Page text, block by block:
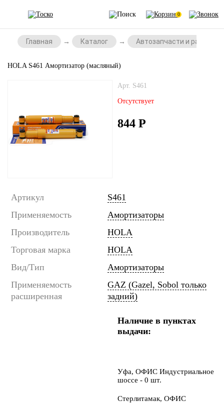
0
Главная Каталог Автозапчасти и
HOLA S461 Амортизатор (масляный)
Арт. S461
Отсутствует
844 Р
Артикул
S461
Применяемость
Амортизаторы
Производитель
HOLA
Торговая марка
HOLA
Вид/Тип
Амортизаторы
Применяемость
расширенная
GAZ (Gazel, Sobol только
задний)
Наличие в пунктах
выдачи:
Уфа, ОФИС Индустриальное
шоссе - 0 шт.
Стерлитамак, ОФИС